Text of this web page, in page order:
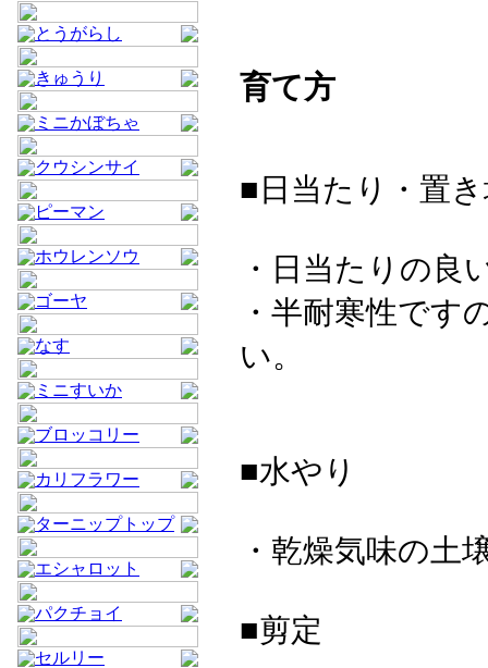
とうがらし
きゅうり
ミニかぼちゃ
クウシンサイ
ピーマン
ホウレンソウ
ゴーヤ
なす
ミニすいか
ブロッコリー
カリフラワー
ターニップトップ
エシャロット
パクチョイ
セルリー
育て方
■日当たり・置
・日当たりの良
・半耐寒性です
い。
■水やり
・乾燥気味の土
■剪定